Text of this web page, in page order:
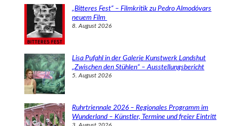
„Bitteres Fest“ – Filmkritik zu Pedro Almodóvars
neuem Film
8. August 2026
Lisa Pufahl in der Galerie Kunstwerk Landshut
„Zwischen den Stühlen“ – Ausstellungsbericht
5. August 2026
Ruhrtriennale 2026 – Regionales Programm im
Wunderland – Künstler, Termine und freier Eintritt